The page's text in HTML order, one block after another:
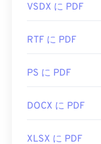
VSDX に PDF
RTF に PDF
PS に PDF
DOCX に PDF
XLSX に PDF